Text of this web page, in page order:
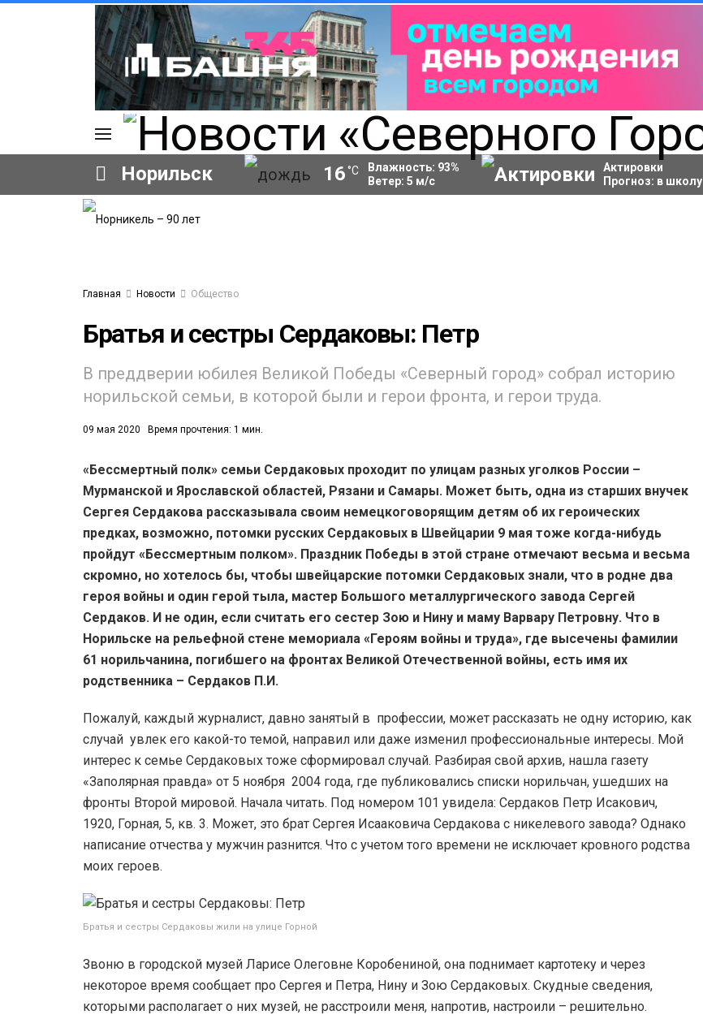
Норильск 16 °C Влажность: 93%
Ветер: 5 м/с
Актировки
Прогноз: в школу
Главная Новости Общество
Братья и сестры Сердаковы: Петр
В преддверии юбилея Великой Победы «Северный город» собрал историю
норильской семьи, в которой были и герои фронта, и герои труда.
09 мая 2020 Время прочтения: 1 мин.
«Бессмертный полк» семьи Сердаковых проходит по улицам разных уголков России –
Мурманской и Ярославской областей, Рязани и Самары. Может быть, одна из старших внучек
Сергея Сердакова рассказывала своим немецкоговорящим детям об их героических
предках, возможно, потомки русских Сердаковых в Швейцарии 9 мая тоже когда-нибудь
пройдут «Бессмертным полком». Праздник Победы в этой стране отмечают весьма и весьма
скромно, но хотелось бы, чтобы швейцарские потомки Сердаковых знали, что в родне два
героя войны и один герой тыла, мастер Большого металлургического завода Сергей
Сердаков. И не один, если считать его сестер Зою и Нину и маму Варвару Петровну. Что в
Норильске на рельефной стене мемориала «Героям войны и труда», где высечены фамилии
61 норильчанина, погибшего на фронтах Великой Отечественной войны, есть имя их
родственника – Сердаков П.И.
Пожалуй, каждый журналист, давно занятый в профессии, может рассказать не одну историю, как
случай увлек его какой-то темой, направил или даже изменил профессиональные интересы. Мой
интерес к семье Сердаковых тоже сформировал случай. Разбирая свой архив, нашла газету
«Заполярная правда» от 5 ноября 2004 года, где публиковались списки норильчан, ушедших на
фронты Второй мировой. Начала читать. Под номером 101 увидела: Сердаков Петр Исакович,
1920, Горная, 5, кв. 3. Может, это брат Сергея Исааковича Сердакова с никелевого завода? Однако
написание отчества у мужчин разнится. Что с учетом того времени не исключает кровного родства
моих героев.
Братья и сестры Сердаковы жили на улице Горной
Звоню в городской музей Ларисе Олеговне Коробениной, она поднимает картотеку и через
некоторое время сообщает про Сергея и Петра, Нину и Зою Сердаковых. Скудные сведения,
которыми располагает о них музей, не расстроили меня, напротив, настроили – решительно.